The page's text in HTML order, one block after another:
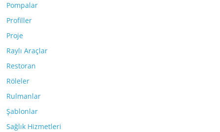
Pompalar
Profiller
Proje
Raylı Araçlar
Restoran
Röleler
Rulmanlar
Şablonlar
Sağlık Hizmetleri